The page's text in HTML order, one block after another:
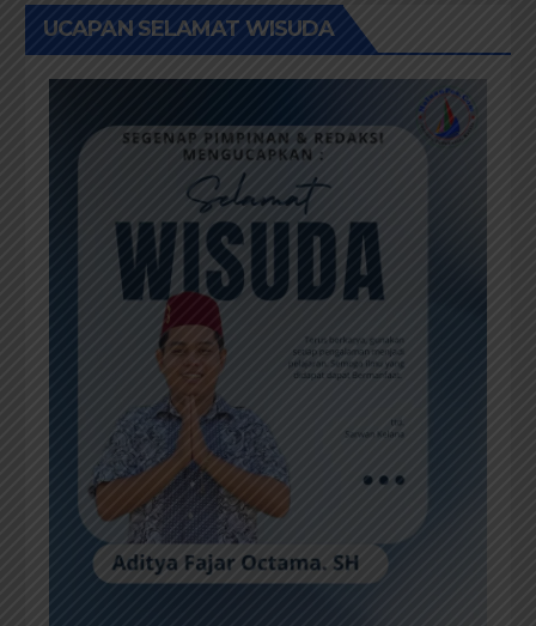
UCAPAN SELAMAT WISUDA